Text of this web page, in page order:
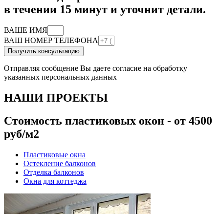
в течении 15 минут и уточнит детали.
ВАШЕ ИМЯ
ВАШ НОМЕР ТЕЛЕФОНА
Получить консультацию
Отправляя сообщение Вы даете согласие на обработку
указанных персональных данных
НАШИ ПРОЕКТЫ
Стоимость пластиковых окон - от 4500
руб/м2
Пластиковые окна
Остекление балконов
Отделка балконов
Окна для коттеджа